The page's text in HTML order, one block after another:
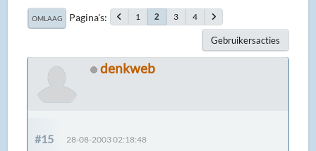
OMLAAG Pagina's 1 2 3 4
Gebruikersacties
denkweb
#15 28-08-2003 02:18:48